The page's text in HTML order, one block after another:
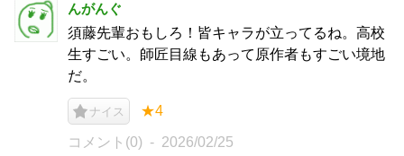
んがんぐ
須藤先輩おもしろ！皆キャラが立ってるね。高校
生すごい。師匠目線もあって原作者もすごい境地
だ。
ナイス ★4
コメント(0) 2026/02/25